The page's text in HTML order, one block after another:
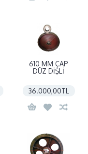
610 MM ÇAP
DÜZ DİŞLİ
36.000,00TL